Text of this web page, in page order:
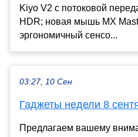
Kiyo V2 с потоковой
HDR; новая мышь MX
эргономичный сенсо...
03:27, 10 Сен
Гаджеты недели 8
Предлагаем вашему